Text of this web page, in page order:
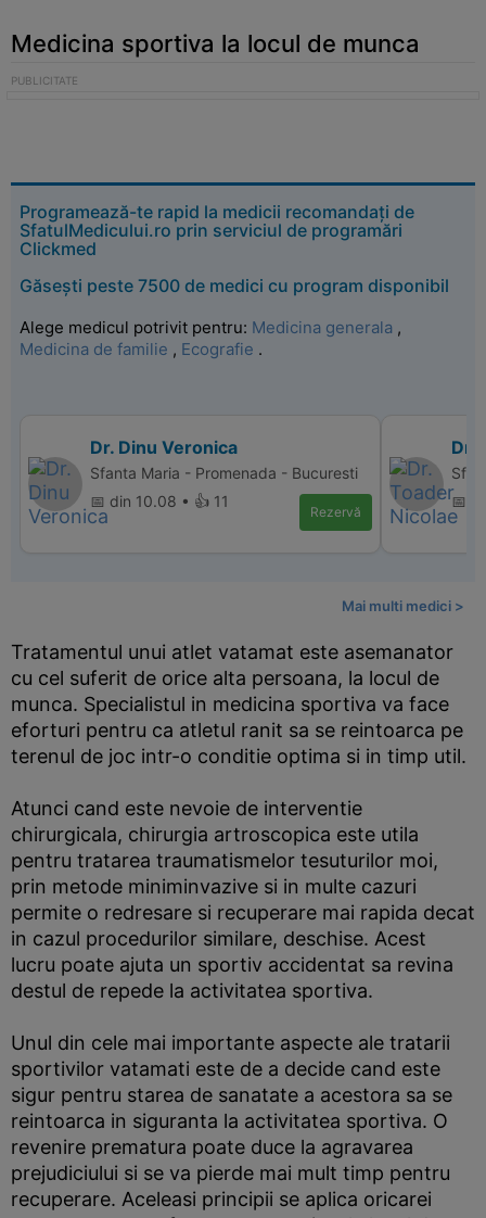
Medicina sportiva la locul de munca
Programează-te rapid la medicii recomandați de
SfatulMedicului.ro prin serviciul de programări
Clickmed
Găsești peste 7500 de medici cu program disponibil
Alege medicul potrivit pentru: Medicina generala ,
Medicina de familie , Ecografie .
Dr. Dinu Veronica
Sfanta Maria - Promenada - Bucuresti
📅 din 10.08 • 👍 11
Rezervă
Dr.
📅
Mai multi medici >
Tratamentul unui atlet vatamat este asemanator
cu cel suferit de orice alta persoana, la locul de
munca. Specialistul in medicina sportiva va face
eforturi pentru ca atletul ranit sa se reintoarca pe
terenul de joc intr-o conditie optima si in timp util.
Atunci cand este nevoie de interventie
chirurgicala, chirurgia artroscopica este utila
pentru tratarea traumatismelor tesuturilor moi,
prin metode miniminvazive si in multe cazuri
permite o redresare si recuperare mai rapida decat
in cazul procedurilor similare, deschise. Acest
lucru poate ajuta un sportiv accidentat sa revina
destul de repede la activitatea sportiva.
Unul din cele mai importante aspecte ale tratarii
sportivilor vatamati este de a decide cand este
sigur pentru starea de sanatate a acestora sa se
reintoarca in siguranta la activitatea sportiva. O
revenire prematura poate duce la agravarea
prejudiciului si se va pierde mai mult timp pentru
recuperare. Aceleasi principii se aplica oricarei